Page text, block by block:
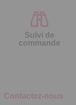
Suivi de
commande
Contactez-nous